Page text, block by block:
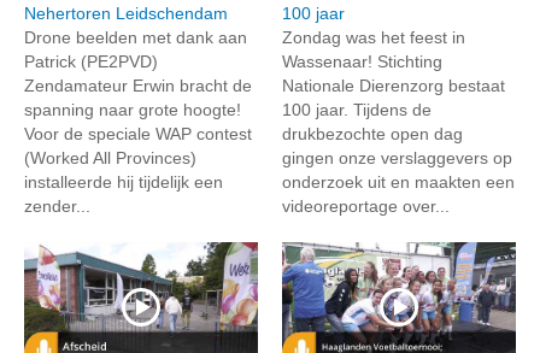
Nehertoren Leidschendam
Drone beelden met dank aan
Patrick (PE2PVD)
Zendamateur Erwin bracht de
spanning naar grote hoogte!
Voor de speciale WAP contest
(Worked All Provinces)
installeerde hij tijdelijk een
zender...
100 jaar
Zondag was het feest in
Wassenaar! Stichting
Nationale Dierenzorg bestaat
100 jaar. Tijdens de
drukbezochte open dag
gingen onze verslaggevers op
onderzoek uit en maakten een
videoreportage over...